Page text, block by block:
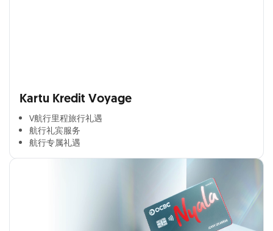
Kartu Kredit Voyage
V航行里程旅行礼遇
航行礼宾服务
航行专属礼遇